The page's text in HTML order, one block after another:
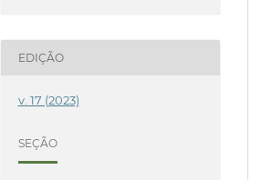
EDIÇÃO
v. 17 (2023)
SEÇÃO